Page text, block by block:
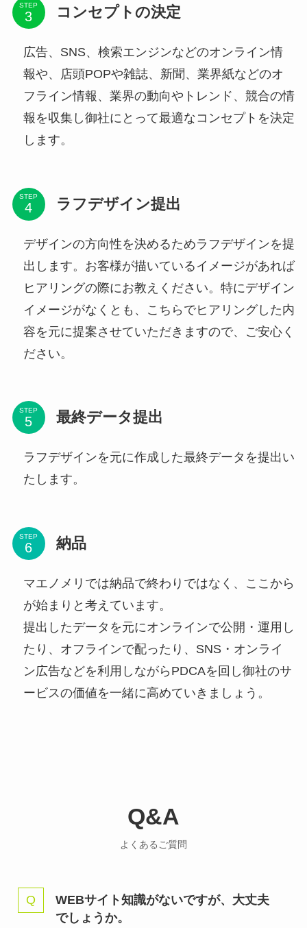
STEP コンセプトの決定
広告、SNS、検索エンジンなどのオンライン情
報や、店頭POPや雑誌、新聞、業界紙などのオ
フライン情報、業界の動向やトレンド、競合の情
報を収集し御社にとって最適なコンセプトを決定
します。
STEP ラフデザイン提出
デザインの方向性を決めるためラフデザインを提
出します。お客様が描いているイメージがあれば
ヒアリングの際にお教えください。特にデザイン
イメージがなくとも、こちらでヒアリングした内
容を元に提案させていただきますので、ご安心く
ださい。
STEP 最終データ提出
ラフデザインを元に作成した最終データを提出い
たします。
STEP 納品
マエノメリでは納品で終わりではなく、ここから
が始まりと考えています。
提出したデータを元にオンラインで公開・運用し
たり、オフラインで配ったり、SNS・オンライ
ン広告などを利用しながらPDCAを回し御社のサ
ービスの価値を一緒に高めていきましょう。
Q&A
よくあるご質問
WEBサイト知識がないですが、大丈夫
でしょうか。